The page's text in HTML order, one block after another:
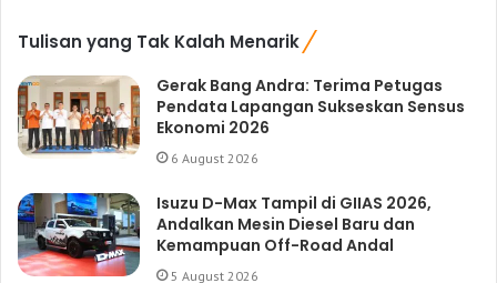
Tulisan yang Tak Kalah Menarik
Gerak Bang Andra: Terima Petugas
Pendata Lapangan Sukseskan Sensus
Ekonomi 2026
6 August 2026
Isuzu D-Max Tampil di GIIAS 2026,
Andalkan Mesin Diesel Baru dan
Kemampuan Off-Road Andal
5 August 2026